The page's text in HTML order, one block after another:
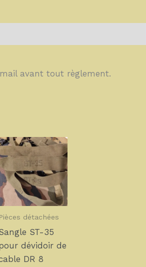
avant tout règlement.
Pièces détachées
ST-35
dévidoir de
DR 8